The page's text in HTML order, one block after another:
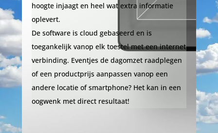
hoogte injaagt en heel wat extra informatie
oplevert.
De software is cloud gebaseerd en is
toegankelijk vanop elk toestel met een internet
verbinding. Eventjes de dagomzet raadplegen
of een productprijs aanpassen vanop een
andere locatie of smartphone? Het kan in een
oogwenk met direct resultaat!